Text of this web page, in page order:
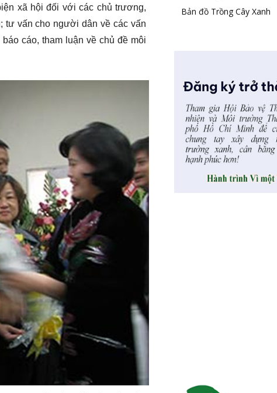
xã hội đối với các chủ trương,
tư vấn cho người dân về các vấn
cáo, tham luận về chủ đề môi
Bản đồ Trồng Cây Xanh